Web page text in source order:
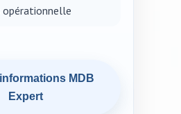
opérationnelle
MDB
Expert